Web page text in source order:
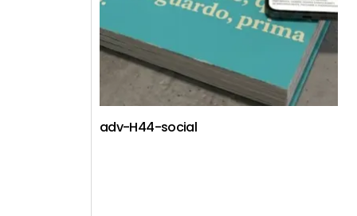
adv-H44-social